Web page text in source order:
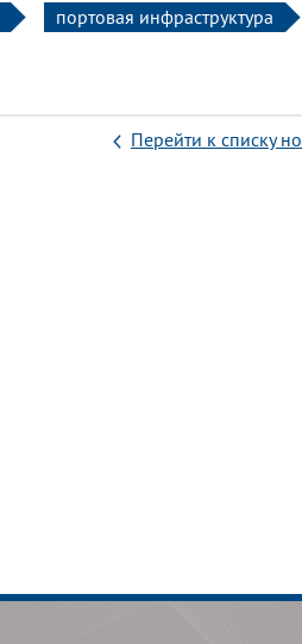
портовая инфраструктура
Перейти к списку